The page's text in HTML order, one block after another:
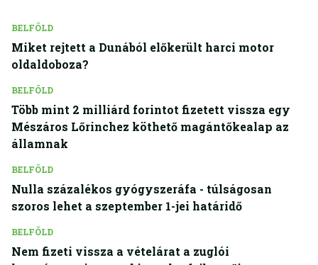
BELFÖLD
Miket rejtett a Dunából előkerült harci motor
oldaldoboza?
BELFÖLD
Több mint 2 milliárd forintot fizetett vissza egy
Mészáros Lőrinchez köthető magántőkealap az
államnak
BELFÖLD
Nulla százalékos gyógyszeráfa - túlságosan
szoros lehet a szeptember 1-jei határidő
BELFÖLD
Nem fizeti vissza a vételárat a zuglói